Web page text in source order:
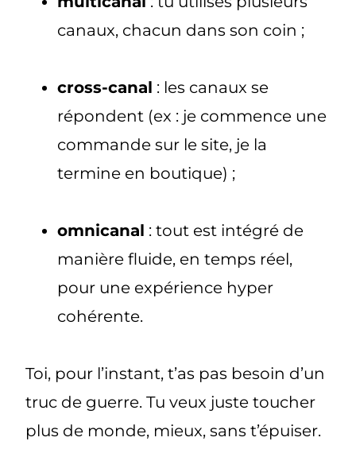
canaux, chacun dans son coin ;
cross-canal : les canaux se
répondent (ex : je commence une
commande sur le site, je la
termine en boutique) ;
omnicanal : tout est intégré de
manière fluide, en temps réel,
pour une expérience hyper
cohérente.
Toi, pour l’instant, t’as pas besoin d’un
truc de guerre. Tu veux justetoucher
plus de monde, mieux, sans t’épuiser.